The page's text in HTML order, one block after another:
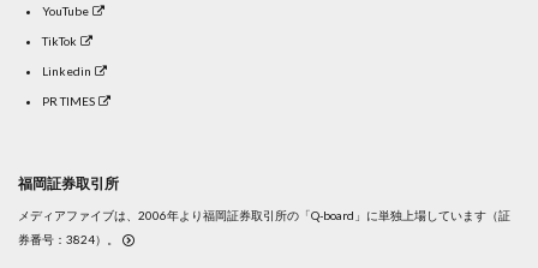
YouTube
TikTok
Linkedin
PR TIMES
福岡証券取引所
メディアファイブは、2006年より福岡証券取引所の「Q-board」に単独上場しています（証
券番号：3824）。